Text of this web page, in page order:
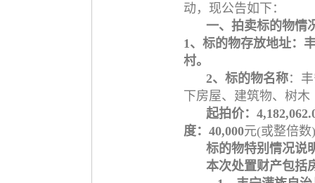
动，现公告如下：
一、拍卖标的物情
1、标的物存放地址：
村。
2、标的物名称：
下房屋、建筑物、树木
起拍价：4
度：40,000元(或整倍数
标的物特别情况说
本次处置财产包括